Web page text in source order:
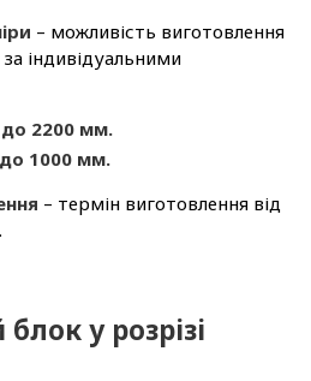
– можливість виготовлення
індивідуальними
до 2200 мм.
1000 мм.
– термін виготовлення від
у розрізі